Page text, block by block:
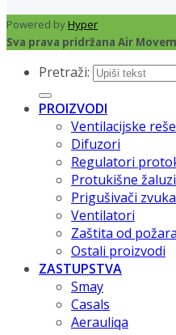
Powered byHyper
Sva prava pridržana Air
Pretraži:
PROIZVODI
Ventilacijske
Difuzori
Regulatori
Protukišne
Prigušivači zvuka
Ventilatori
Zaštita od požara
Ostali proizvodi
ZASTUPSTVA
Smay
Casals
Aerauliqa